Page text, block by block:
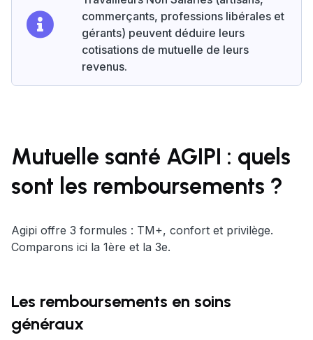
commerçants, professions libérales et
gérants) peuvent déduire leurs
cotisations de mutuelle de leurs
revenus.
Mutuelle santé AGIPI : quels
sont les remboursements ?
Agipi offre 3 formules : TM+, confort et privilège.
Comparons ici la 1ère et la 3e.
Les remboursements en soins
généraux